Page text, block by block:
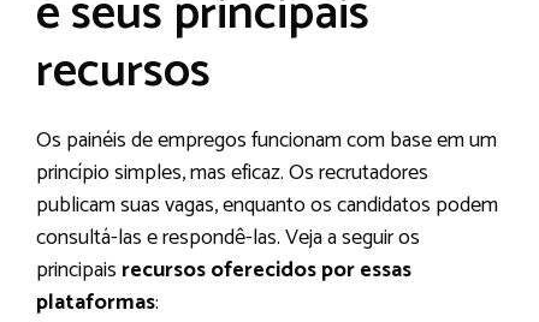
recursos
Os painéis de empregos funcionam com base em um
princípio simples, mas eficaz. Os recrutadores
publicam suas vagas, enquanto os candidatos podem
consultá-las e respondê-las. Veja a seguir os
principais recursos oferecidos por essas
plataformas: